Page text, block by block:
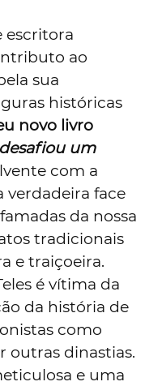
escritora
ao
sua
históricas
novo livro
um
com a
verdadeira face
da nossa
tradicionais
e traiçoeira.
é vítima da
da história de
como
outras dinastias.
e uma